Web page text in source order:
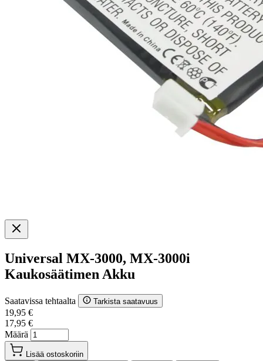
Universal MX-3000, MX-3000i
Kaukosäätimen Akku
Saatavissa tehtaalta Tarkista saatavuus
19,95 €
17,95 €
Määrä
Lisää ostoskoriin